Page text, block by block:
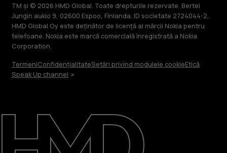
Despre
Repară, reutilizează, reciclează
Asistență
TM și © 2026 HMD Global. Toate drepturile rezervate. Bertel
Jungin aukio 9, 02600 Espoo, Finlanda. ID societate 2724044-2.
HMD Global Oy este deținător de licență al mărcii Nokia pentru
telefoane. Nokia este marcă comercială înregistrată a Nokia
Corporation.
TermeniConfidențialitateSetări privind modulele cookieEtică
Speak Up channel